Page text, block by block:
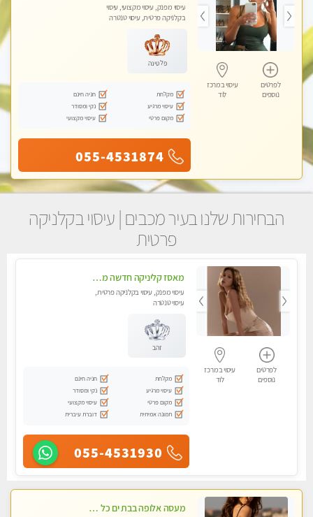
לפרטים
נוספים
עיסוי במרכז
לוד
עיסוי מפנק, עיסוי מקצועי, עיסוי
בקלניקה פרטית, עיסוי טנטרה
פלטינה
מקלחת
חניה חינם
עיסוי מרגיע
נקי ומסודר
מקום פרטי
עיסוי מקצועי
055-4531874
הבחירות שלנו בעיר מכבים | עיסוי בקלניקה
פרטית
לפרטים
נוספים
עיסוי במרכז
לוד
מאסז קליניקה חדשה מעסה איכותית לעיסוי מרגיע ומפנק VIP-מומלץ לחלוטין! פרטי! ​​​​​​ Highly recommended ללא מין !!
עיסוי מפנק, עיסוי בקלניקה פרטית,
עיסוי טנטרה
זהב
מקלחת
חניה חינם
עיסוי מרגיע
נקי ומסודר
מקום פרטי
עיסוי מקצועי
תמונה אמיתית
דוברת עיברית
055-4531930
מעסה אלופה בבת ים כל סוגי העיסויים מעסה מקצועית ואיכותית פרטי!! Highly recommended